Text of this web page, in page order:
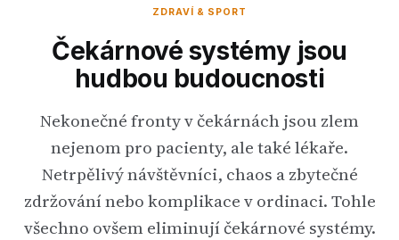
ZDRAVÍ & SPORT
Čekárnové systémy jsou
hudbou budoucnosti
Nekonečné fronty v čekárnách jsou zlem
nejenom pro pacienty, ale také lékaře.
Netrpělivý návštěvníci, chaos a zbytečné
zdržování nebo komplikace v ordinaci. Tohle
všechno ovšem eliminují čekárnové systémy.